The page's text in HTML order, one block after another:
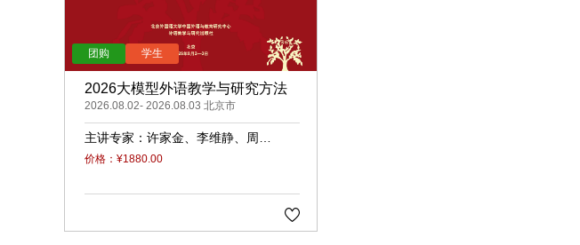
2026大模型外语教学与研究方法
2026.08.02- 2026.08.03 北京市
主讲专家： 许家金 李维静
周顾
盈
价格：¥1880.00